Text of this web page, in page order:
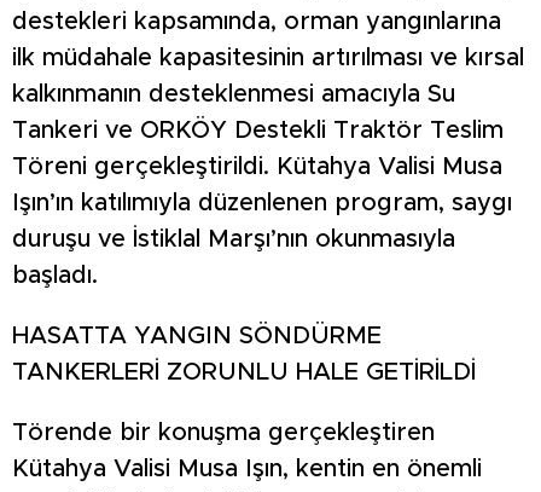
destekleri kapsamında, orman yangınlarına
ilk müdahale kapasitesinin artırılması ve kırsal
kalkınmanın desteklenmesi amacıyla Su
Tankeri ve ORKÖY Destekli Traktör Teslim
Töreni gerçekleştirildi. Kütahya Valisi Musa
Işın’ın katılımıyla düzenlenen program, saygı
duruşu ve İstiklal Marşı’nın okunmasıyla
başladı.
HASATTA YANGIN SÖNDÜRME
TANKERLERİ ZORUNLU HALE GETİRİLDİ
Törende bir konuşma gerçekleştiren
Kütahya Valisi Musa Işın, kentin en önemli